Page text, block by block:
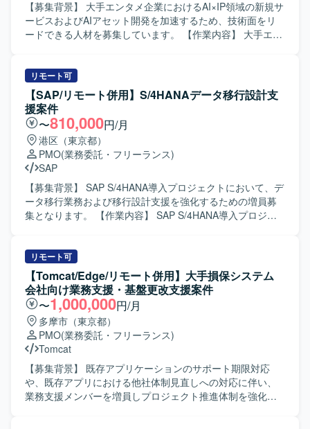
ョンを図りながらタスクを推進できる方を求めておりま
す。 複数の施策が並走する状況下でも関係性を整理しなが
ら業務を進められる方、ドキュメント作成に積極的に取り
おいて、上流から一連のプロジェクト推進に関わることが
できます。 業務・事業側とシステム側の両方と関わりなが
ら、要件整理や仕様調整のスキルを高めることができる環
境です。 【開発環境】 WEBおよびスマホアプリを対象とし
たシステム開発プロジェクトとなり、複数ベンダーが参画
する環境での開発・管理体制となります。
【募集背景】 大手エンタメ企業におけるAI×IP領域の新規サ
ービスおよびAIアセット開発を加速するため、技術面をリ
ードできる人材を募集しています。 【作業内容】 大手エン
から実装推進までをリードしていただきます。 コンサルテ
ィングファームが検討した新規事業構想の内容を踏まえ、
実サービス化に向けた要件整理や技術方針の検討を行い、
開発推進を担っていただきます。 AI関連サービスやAIプロ
ダクトの立ち上げにおいて、要件定義から実装推進までを
自走し、AIエンジニア組織の技術面を統括していただきま
す。 また、経営層、コンサルティングファーム、開発メン
バーとの打ち合わせに参加し、技術観点での論点整理や意
思決定支援を行っていただきます。 【求める人物像】 AI技
術の知見だけでなく、新規事業を実際のサービスとして形
にしていく推進力と実装力をお持ちの方を想定していま
で関与でき、AI×IP領域のサービス立ち上げをリードする経
験を積むことができます。 【開発環境】 AI関連サービスお
よびAIプロダクトの企画・実装を行うための技術検討や要
件定義、開発推進を行う環境です。
リモート可
【SAP/リモート併用】S/4HANAデータ移行設計支
援案件
〜810,000円/月
港区（東京都）
PMO(業務委託・フリーランス)
SAP
【募集背景】 SAP S/4HANA導入プロジェクトにおいて、デ
ータ移行業務および移行設計支援を強化するための増員募
集となります。 【作業内容】 SAP S/4HANA導入プロジェ
だきます。具体的には、データ移行の計画に基づく進捗管
理、各拠点との調整、課題管理などのマネジメント業務を
中心に、移行設計に関するレビューや関連ドキュメントの
整備も実施していただきます。 【求める人物像】 多くの関
係者と連携しながら業務を進められるコミュニケーション
力をお持ちの方を求めています。状況に応じて自律的に課
題を抽出し、関係者と協議しながら解決に導ける主体性と
推進力をお持ちの方にマッチするポジションです。 【ポジ
ションの魅力】 大規模なSAP S/4HANA導入プロジェクトに
上流工程から関わることができ、データ移行および移行設
計に関するマネジメントスキルを幅広く経験できます。複
リモート可
【Tomcat/Edge/リモート併用】大手損保システム
会社向け業務支援・基盤更改支援案件
〜1,000,000円/月
多摩市（東京都）
PMO(業務委託・フリーランス)
Tomcat
【募集背景】 既存アプリケーションのサポート期限対応
や、既存アプリにおける他社体制見直しへの対応に伴い、
業務支援メンバーを増員しプロジェクト推進体制を強化す